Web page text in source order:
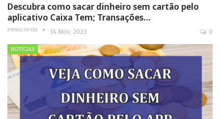
Descubra como sacar dinheiro sem cartão pelo
aplicativo Caixa Tem; Transações…
JORNAL DO DIA 14 Nov, 2023 0
NOTÍCIAS